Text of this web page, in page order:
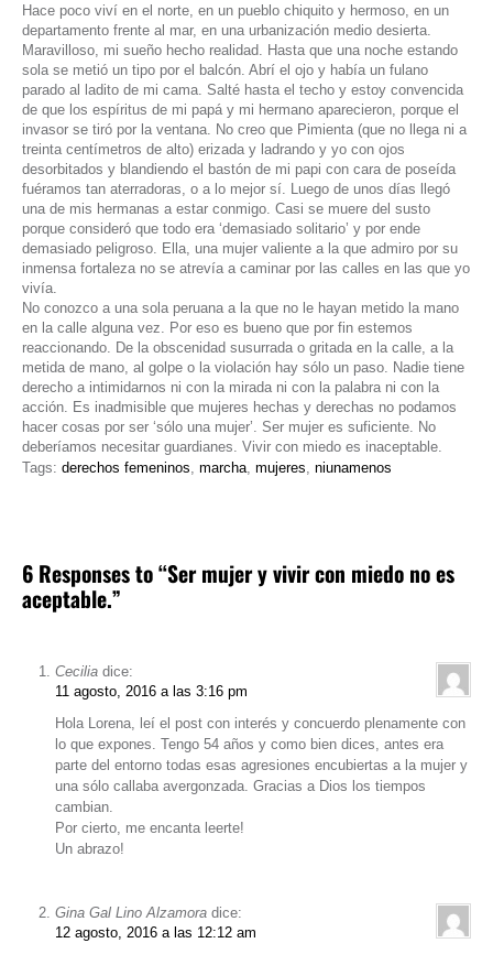
Hace poco viví en el norte, en un pueblo chiquito y hermoso, en un
departamento frente al mar, en una urbanización medio desierta.
Maravilloso, mi sueño hecho realidad. Hasta que una noche estando
sola se metió un tipo por el balcón. Abrí el ojo y había un fulano
parado al ladito de mi cama. Salté hasta el techo y estoy convencida
de que los espíritus de mi papá y mi hermano aparecieron, porque el
invasor se tiró por la ventana. No creo que Pimienta (que no llega ni a
treinta centímetros de alto) erizada y ladrando y yo con ojos
desorbitados y blandiendo el bastón de mi papi con cara de poseída
fuéramos tan aterradoras, o a lo mejor sí. Luego de unos días llegó
una de mis hermanas a estar conmigo. Casi se muere del susto
porque consideró que todo era ‘demasiado solitario’ y por ende
demasiado peligroso. Ella, una mujer valiente a la que admiro por su
inmensa fortaleza no se atrevía a caminar por las calles en las que yo
vivía.
No conozco a una sola peruana a la que no le hayan metido la mano
en la calle alguna vez. Por eso es bueno que por fin estemos
reaccionando. De la obscenidad susurrada o gritada en la calle, a la
metida de mano, al golpe o la violación hay sólo un paso. Nadie tiene
derecho a intimidarnos ni con la mirada ni con la palabra ni con la
acción. Es inadmisible que mujeres hechas y derechas no podamos
hacer cosas por ser ‘sólo una mujer’. Ser mujer es suficiente. No
deberíamos necesitar guardianes. Vivir con miedo es inaceptable.
Tags: derechos femeninos marcha mujeres niunamenos
6 Responses to “Ser mujer y vivir con miedo no es
aceptable.”
Cecilia dice:
11 agosto, 2016 a las 3:16 pm
Hola Lorena, leí el post con interés y concuerdo plenamente con
lo que expones. Tengo 54 años y como bien dices, antes era
parte del entorno todas esas agresiones encubiertas a la mujer y
una sólo callaba avergonzada. Gracias a Dios los tiempos
cambian.
Por cierto, me encanta leerte!
Un abrazo!
Gina Gal Lino Alzamora dice:
12 agosto, 2016 a las 12:12 am